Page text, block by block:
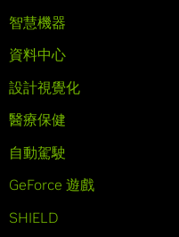
智慧機器
資料中心
設計視覺化
醫療保健
自動駕駛
GeForce 遊戲
SHIELD